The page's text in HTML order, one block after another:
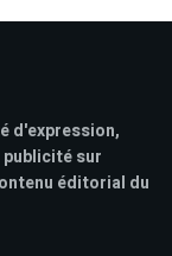
d'expression,
sur
éditorial du